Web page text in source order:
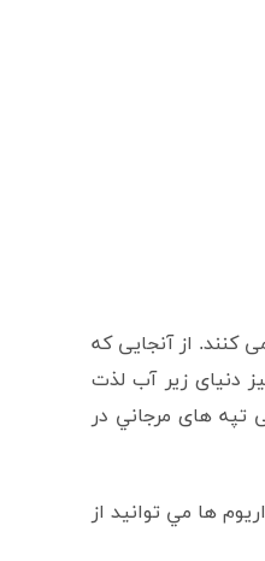
کنند. از آنجایی که
دنیای زیر آب لذت
تپه های مرجاني در
ها مي توانيد از